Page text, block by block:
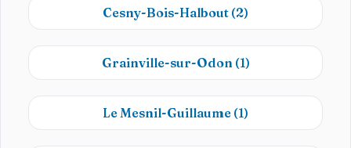
Cesny-Bois-Halbout (2)
Grainville-sur-Odon (1)
Le Mesnil-Guillaume (1)